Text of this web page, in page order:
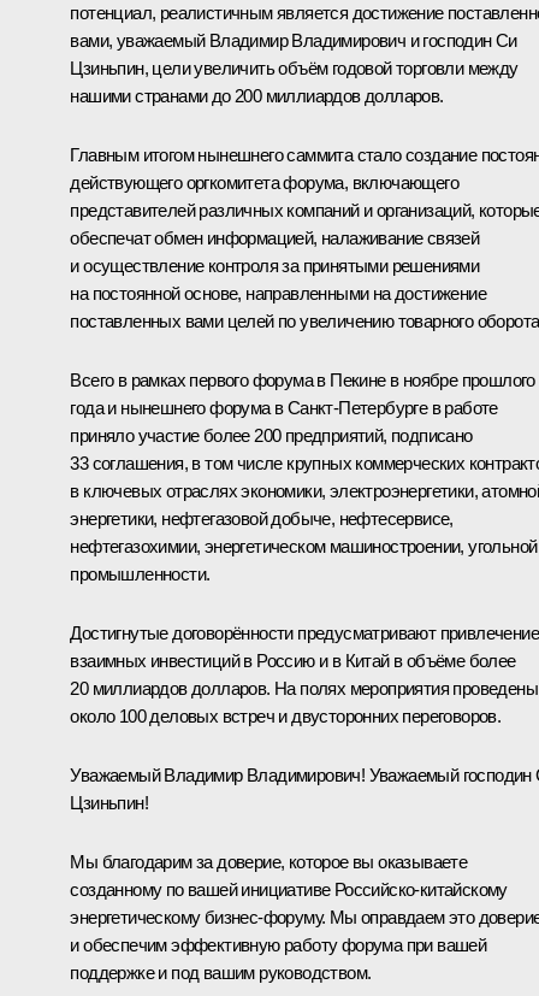
потенциал, реалистичным является достижение
вами, уважаемый Владимир Владимирович и господин Си
Цзиньпин, цели увеличить объём годовой торговли между
нашими странами до 200 миллиардов долларов.
Главным итогом нынешнего саммита стало создание
действующего оргкомитета форума, включающего
представителей различных компаний и организаций,
обеспечат обмен информацией, налаживание связей
и осуществление контроля за принятыми решениями
на постоянной основе, направленными на достижение
поставленных вами целей по увеличению товарного
Всего в рамках первого форума в Пекине в ноябре прошлого
года и нынешнего форума в Санкт‑Петербурге в работе
приняло участие более 200 предприятий, подписано
33 соглашения, в том числе крупных коммерческих
в ключевых отраслях экономики, электроэнергетики,
энергетики, нефтегазовой добыче, нефтесервисе,
нефтегазохимии, энергетическом машиностроении, угольной
промышленности.
Достигнутые договорённости предусматривают привлечение
взаимных инвестиций в Россию и в Китай в объёме более
20 миллиардов долларов. На полях мероприятия проведены
около 100 деловых встреч и двусторонних переговоров.
Уважаемый Владимир Владимирович! Уважаемый господин
Цзиньпин!
Мы благодарим за доверие, которое вы оказываете
созданному по вашей инициативе Российско‑китайскому
энергетическому бизнес‑форуму. Мы оправдаем это
и обеспечим эффективную работу форума при вашей
поддержке и под вашим руководством.